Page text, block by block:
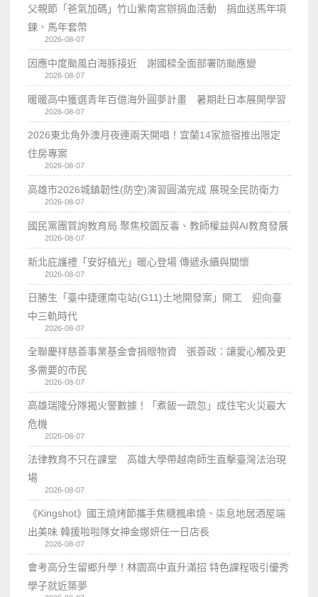
父親節「爸氣加碼」竹山紫南宮辦捐血活動 捐血送馬年項
鍊、馬年套幣
2026-08-07
因應中度颱風白海豚接近 謝國樑全面部署防颱應變
2026-08-07
暖暖高中獲選青年百億海外圓夢計畫 暑期赴日本展開學習
2026-08-07
2026東北角外澳月夜連兩天開唱！宜蘭14家旅宿推出限定
住房專案
2026-08-07
高雄市2026城鎮韌性(防空)演習圓滿完成 展現全民防衛力
2026-08-07
國民黨團質詢教育局 聚焦校園反毒、教師權益與AI教育發展
2026-08-07
新北庇護禮「安好植光」暖心登場 傳遞永續與關懷
2026-08-07
日勝生「臺中捷運南屯站(G11)土地開發案」開工 迎向臺
中三軌時代
2026-08-07
全聯慶祥慈善事業基金會捐贈物資 張善政：讓愛心觸及更
多需要的市民
2026-08-07
高雄瑞隆分隊揭火警數據！「煮飯一疏忽」成住宅火災最大
危機
2026-08-07
法律教育不只在課堂 高雄大學帶越南師生直擊臺灣法治現
場
2026-08-07
《Kingshot》國王燒烤節攜手焦糖楓串燒、柒息地居酒屋端
出美味 韓援啦啦隊女神金娜妍任一日店長
2026-08-07
會考高分生留鄉升學！林園高中直升滿招 特色課程吸引優秀
學子就近築夢